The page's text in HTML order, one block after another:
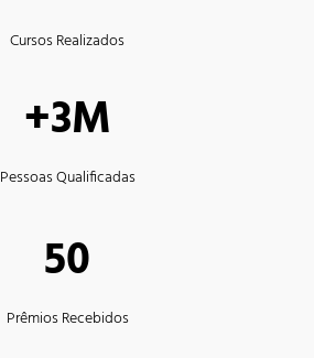
Cursos Realizados
+3M
Pessoas Qualificadas
50
Prêmios Recebidos